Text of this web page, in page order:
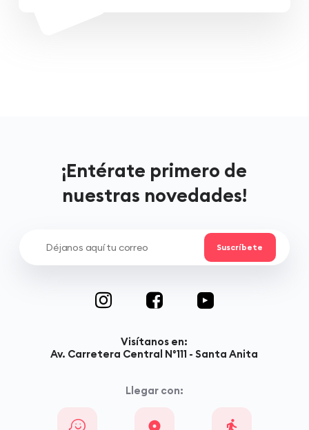
¡Entérate primero de
nuestras novedades!
Visítanos en:
Av. Carretera Central N°111 - Santa Anita
Llegar con: